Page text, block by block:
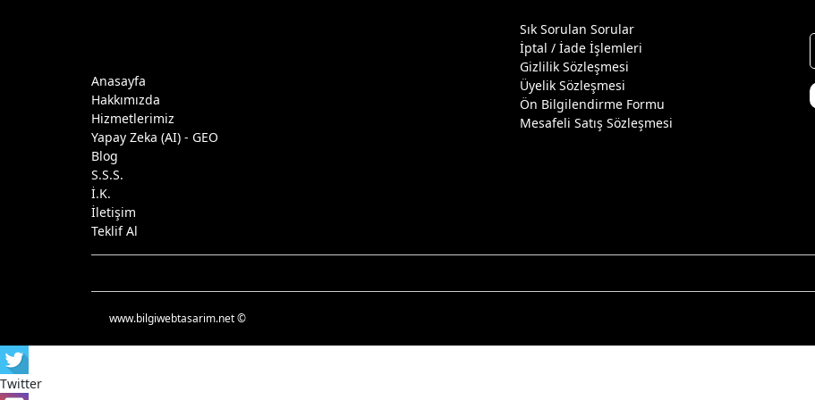
firmanızın
Anasayfa
Hakkımızda
Hizmetlerimiz
Yapay Zeka (AI) - GEO
Blog
S.S.S.
İ.K.
İletişim
Teklif Al
Sık Sorulan Sorular
İptal / İade İşlemleri
Gizlilik Sözleşmesi
Üyelik Sözleşmesi
Ön Bilgilendirme Formu
Mesafeli Satış Sözleşmesi
www.bilgiwebtasarim.net ©
Twitter